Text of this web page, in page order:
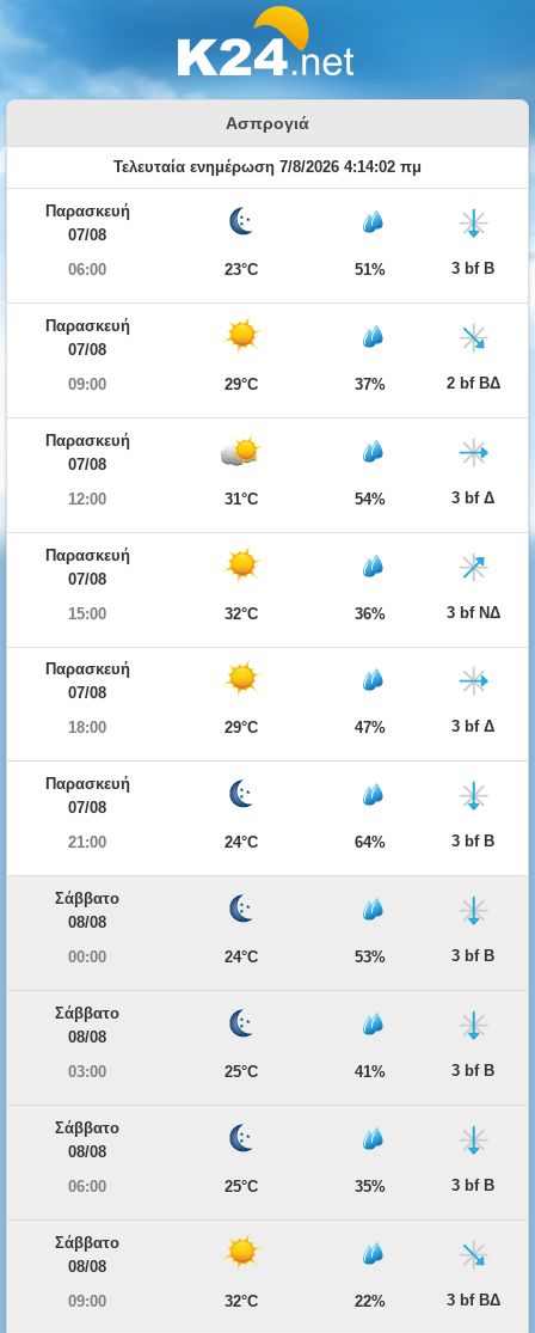
Ασπρογιά
Τελευταία ενημέρωση 7/8/2026 4:14:02 πμ
Παρασκευή
07/08
06:00
23°C 51% 3 bf Β
Παρασκευή
07/08
09:00
29°C 37% 2 bf ΒΔ
Παρασκευή
07/08
12:00
31°C 54% 3 bf Δ
Παρασκευή
07/08
15:00
32°C 36% 3 bf ΝΔ
Παρασκευή
07/08
18:00
29°C 47% 3 bf Δ
Παρασκευή
07/08
21:00
24°C 64% 3 bf Β
Σάββατο
08/08
00:00
24°C 53% 3 bf Β
Σάββατο
08/08
03:00
25°C 41% 3 bf Β
Σάββατο
08/08
06:00
25°C 35% 3 bf Β
Σάββατο
08/08
09:00
32°C 22% 3 bf ΒΔ